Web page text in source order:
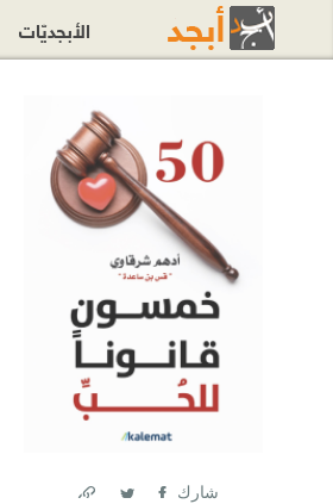
شارك
الأبجديّات